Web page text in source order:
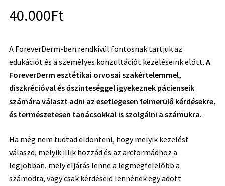
40.000Ft
A ForeverDerm-ben rendkívül fontosnak tartjuk az
edukációt és a személyes konzultációt kezeléseink előtt. A
ForeverDerm esztétikai orvosai szakértelemmel,
diszkrécióval és őszinteséggel igyekeznek pácienseik
számára választ adni az esetlegesen felmerülő kérdésekre,
és természetesen tanácsokkal is szolgálni a számukra.
Ha még nem tudtad eldönteni, hogy melyik kezelést
válaszd, melyik illik hozzád és az arcformádhoz a
legjobban, mely eljárás lenne a legmegfelelőbb a
számodra, vagy csak kérdéseid lennének egy adott